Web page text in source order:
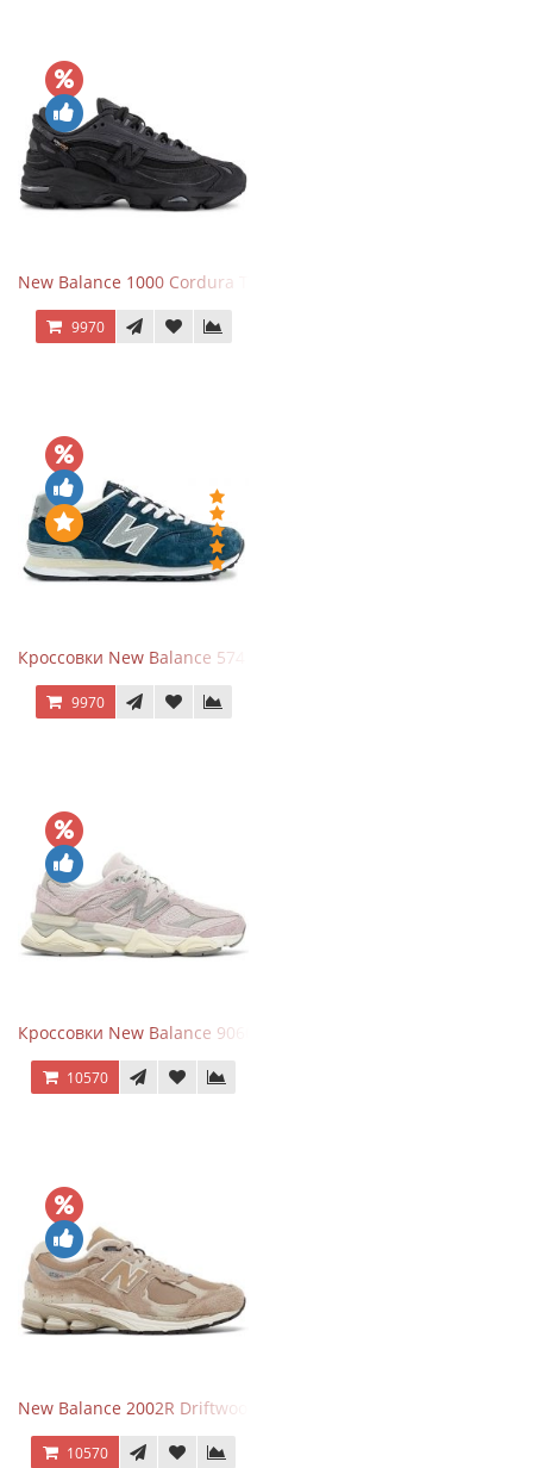
New Balance 1000 Cordura Trainers Black Cement
9970
Кроссовки New Balance 574 Navy Grey
9970
Кроссовки New Balance 9060 December Sky
10570
New Balance 2002R Driftwood Sea Salt бежевые
10570